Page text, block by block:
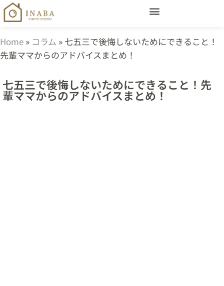
Home » コラム » 七五三で後悔しないためにできること！
先輩ママからのアドバイスまとめ！
七五三で後悔しないためにできること！先
輩ママからのアドバイスまとめ！